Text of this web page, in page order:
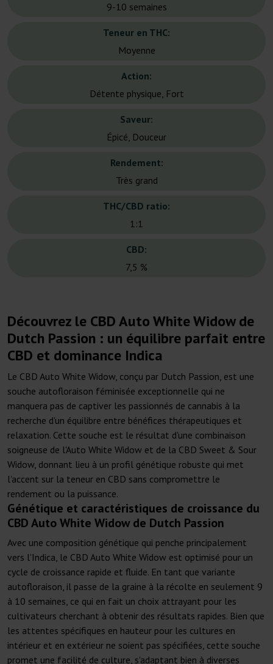
9-10 semaines
Teneur en THC:
Moyenne
Action:
Détente physique, Fort
Saveur:
Épicé, Douceur
Rendement:
Très grand
THC/CBD ratio:
1:1
CBD:
7,5 %
Découvrez le CBD Auto White Widow de
Dutch Passion : un équilibre parfait entre
CBD et dominance Indica
Le CBD Auto White Widow, conçu par Dutch Passion, est une
souche autofloraison féminisée exceptionnelle qui ne
manquera pas de captiver les passionnés de cannabis à la
recherche d'un équilibre entre bénéfices thérapeutiques et
relaxation. Cette souche est le résultat d'une combinaison
soigneuse de l'Auto White Widow et de la CBD Sweet & Sour
Widow, donnant lieu à un profil génétique robuste qui met
l'accent sur la teneur en CBD sans compromettre le
rendement ou la puissance.
Génétique et caractéristiques de croissance du
CBD Auto White Widow de Dutch Passion
Avec une composition génétique qui penche principalement
vers l'Indica, le CBD Auto White Widow est optimisé pour un
cycle de croissance rapide et fluide. En tant que variante
autofloraison, il passe de la graine à la récolte en seulement 9
à 10 semaines, ce qui en fait un choix attrayant pour les
cultivateurs cherchant à obtenir des résultats rapides. Bien que
les attentes spécifiques en hauteur pour les cultures en
intérieur et en extérieur ne soient pas spécifiées, cette souche
promet une facilité de culture, s'adaptant bien à diverses